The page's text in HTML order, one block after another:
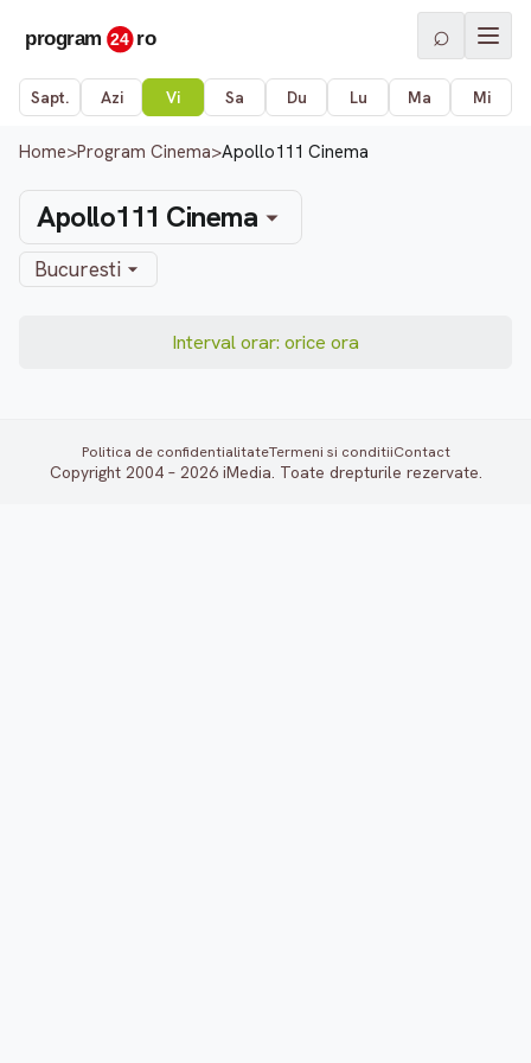
⌕
Sapt. Azi Vi Sa Du Lu Ma Mi
Home>Program Cinema>Apollo111 Cinema
Apollo111 Cinema
Bucuresti
Interval orar: orice ora
Politica de confidentialitateTermeni si conditiiContact
Copyright 2004 – 2026 iMedia. Toate drepturile rezervate.